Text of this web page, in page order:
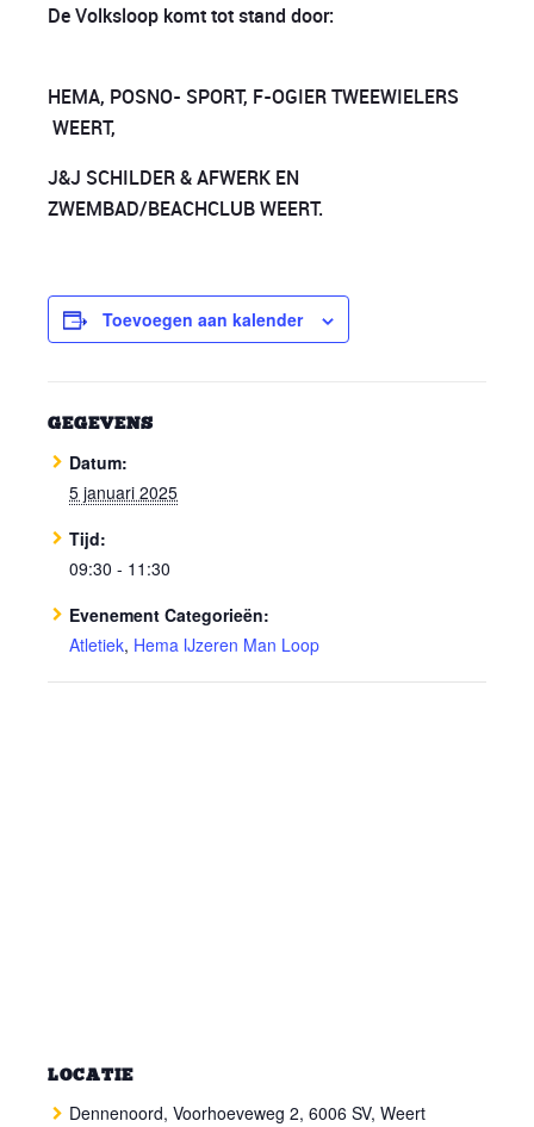
De Volksloop komt tot stand door:
HEMA, POSNO- SPORT, F-OGIER TWEEWIELERS
WEERT,
J&J SCHILDER & AFWERK EN
ZWEMBAD/BEACHCLUB WEERT.
Toevoegen aan kalender
GEGEVENS
Datum:
5 januari 2025
Tijd:
09:30 - 11:30
Evenement Categorieën:
Atletiek, Hema IJzeren Man Loop
LOCATIE
Dennenoord, Voorhoeveweg 2, 6006 SV, Weert